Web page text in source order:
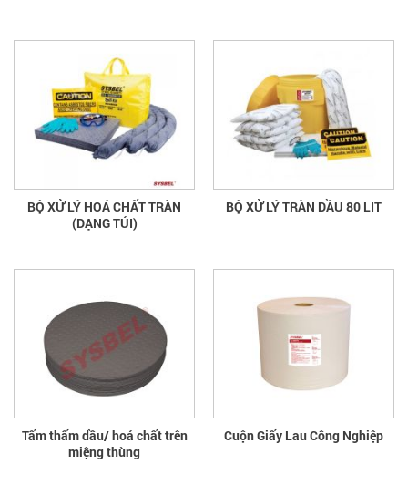
BỘ XỬ LÝ HOÁ CHẤT TRÀN
(DẠNG TÚI)
BỘ XỬ LÝ TRÀN DẦU 80 LIT
Tấm thấm dầu/ hoá chất trên
miệng thùng
Cuộn Giấy Lau Công Nghiệp